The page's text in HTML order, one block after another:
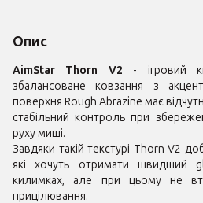
Опис
AimStar Thorn V2 - ігровий
збалансоване ковзання з
поверхня Rough Abrazine має
стабільний контроль при
руху миші.
Завдяки такій текстурі Thorn V2
які хочуть отримати швидший
килимках, але при цьому не
прицілювання.